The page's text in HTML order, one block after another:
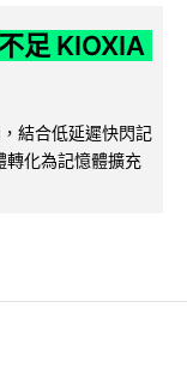
足 KIOXIA
結合低延遲快閃記
轉化為記憶體擴充